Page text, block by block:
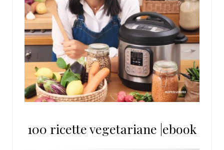
100 ricette vegetariane |ebook